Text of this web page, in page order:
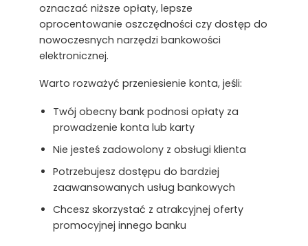
oznaczać niższe opłaty, lepsze
oprocentowanie oszczędności czy dostęp do
nowoczesnych narzędzi bankowości
elektronicznej.
Warto rozważyć przeniesienie konta, jeśli:
Twój obecny bank podnosi opłaty za
prowadzenie konta lub karty
Nie jesteś zadowolony z obsługi klienta
Potrzebujesz dostępu do bardziej
zaawansowanych usług bankowych
Chcesz skorzystać z atrakcyjnej oferty
promocyjnej innego banku